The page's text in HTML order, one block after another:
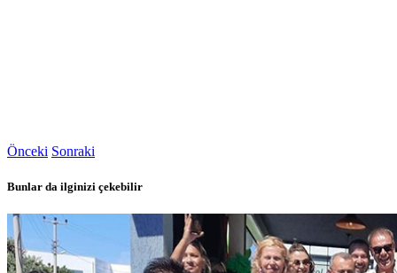
Önceki Sonraki
Bunlar da ilginizi çekebilir